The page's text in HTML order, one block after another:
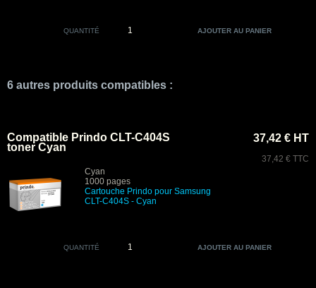
QUANTITÉ
6 autres produits compatibles :
Compatible Prindo CLT-C404S
toner Cyan
Cyan
1000 pages
Cartouche Prindo pour Samsung
CLT-C404S - Cyan
37,42 € HT
37,42 € TTC
QUANTITÉ